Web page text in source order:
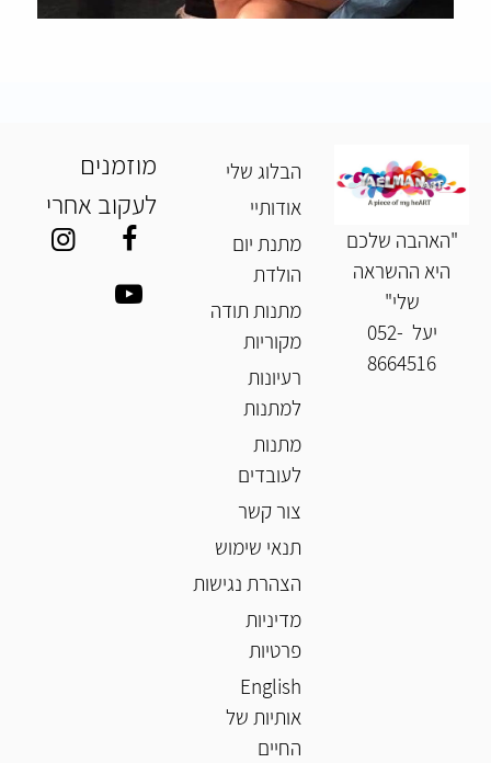
"האהבה שלכם
היא ההשראה
שלי"
יעל 052-
8664516
הבלוג שלי
אודותיי
מתנת יום
הולדת
מתנות תודה
מקוריות
רעיונות
למתנות
מתנות
לעובדים
צור קשר
תנאי שימוש
הצהרת נגישות
מדיניות
פרטיות
English
אותיות של
החיים
מוזמנים
לעקוב אחרי